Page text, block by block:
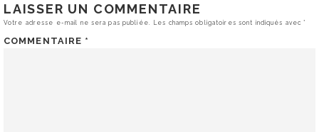
LAISSER UN COMMENTAIRE
Votre adresse e-mail ne sera pas publiée. Les champs obligatoires sont indiqués avec*
COMMENTAIRE *